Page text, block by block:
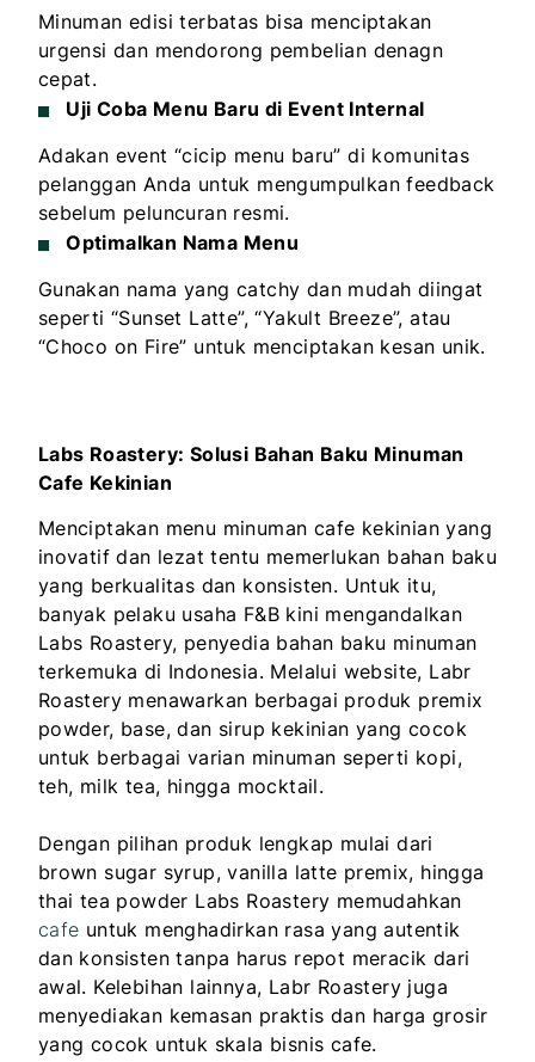
Minuman edisi terbatas bisa menciptakan
urgensi dan mendorong pembelian denagn
cepat.
Uji Coba Menu Baru di Event Internal
Adakan event “cicip menu baru” di komunitas
pelanggan Anda untuk mengumpulkan feedback
sebelum peluncuran resmi.
Optimalkan Nama Menu
Gunakan nama yang catchy dan mudah diingat
seperti “Sunset Latte”, “Yakult Breeze”, atau
“Choco on Fire” untuk menciptakan kesan unik.
Labs Roastery: Solusi Bahan Baku Minuman
Cafe Kekinian
Menciptakan menu minuman cafe kekinian yang
inovatif dan lezat tentu memerlukan bahan baku
yang berkualitas dan konsisten. Untuk itu,
banyak pelaku usaha F&B kini mengandalkan
Labs Roastery, penyedia bahan baku minuman
terkemuka di Indonesia. Melalui website, Labr
Roastery menawarkan berbagai produk premix
powder, base, dan sirup kekinian yang cocok
untuk berbagai varian minuman seperti kopi,
teh, milk tea, hingga mocktail.
Dengan pilihan produk lengkap mulai dari
brown sugar syrup, vanilla latte premix, hingga
thai tea powder Labs Roastery memudahkan
cafe untuk menghadirkan rasa yang autentik
dan konsisten tanpa harus repot meracik dari
awal. Kelebihan lainnya, Labr Roastery juga
menyediakan kemasan praktis dan harga grosir
yang cocok untuk skala bisnis cafe.